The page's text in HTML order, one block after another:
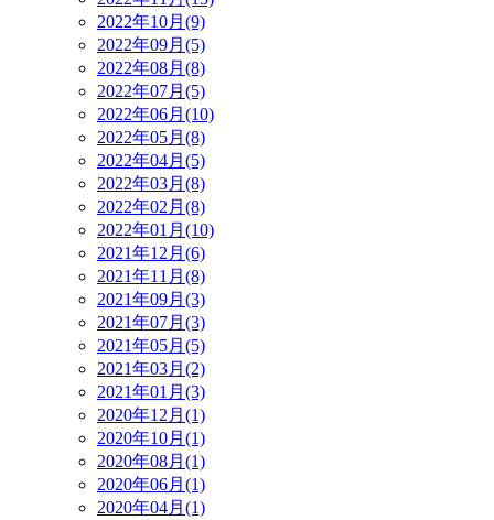
2022年10月(9)
2022年09月(5)
2022年08月(8)
2022年07月(5)
2022年06月(10)
2022年05月(8)
2022年04月(5)
2022年03月(8)
2022年02月(8)
2022年01月(10)
2021年12月(6)
2021年11月(8)
2021年09月(3)
2021年07月(3)
2021年05月(5)
2021年03月(2)
2021年01月(3)
2020年12月(1)
2020年10月(1)
2020年08月(1)
2020年06月(1)
2020年04月(1)